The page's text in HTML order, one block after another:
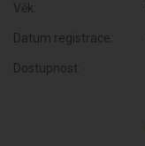
Věk:
Datum registrace:
Dostupnost: